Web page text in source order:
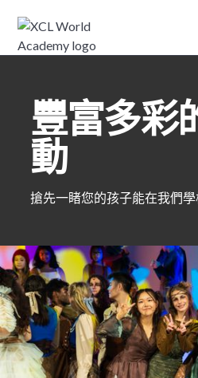
豐富多彩
動
搶先一睹您的孩子能在我們學